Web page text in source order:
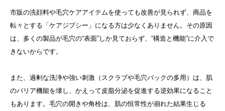
市販の洗顔料や毛穴ケアアイテムを使っても改善が見られず、商品を
転々とする「ケアジプシー」になる方は少なくありません。その原因
は、多くの製品が毛穴の“表面”しか見ておらず、“構造と機能”に介入で
きないからです。
また、過剰な洗浄や強い刺激（スクラブや毛穴パックの多用）は、肌
のバリア機能を壊し、かえって皮脂分泌を促進する逆効果になること
もあります。毛穴の開きや角栓は、肌の恒常性が崩れた結果生じる